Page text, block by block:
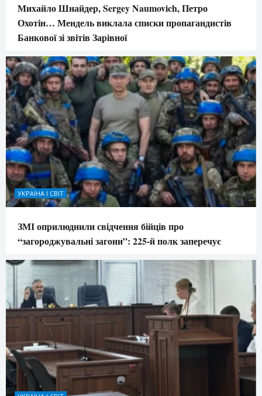
Михайло Шнайдер, Sergey Naumovich, Петро
Охотін… Мендель виклала списки пропагандистів
Банкової зі звітів Зарівної
УКРАЇНА І СВІТ
ЗМІ оприлюднили свідчення бійців про
“загороджувальні загони”: 225-й полк заперечує